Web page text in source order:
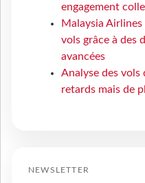
engagement
Malaysia
vols grâce à des
avancées
Analyse des vols
retards mais de
NEWSLETTER